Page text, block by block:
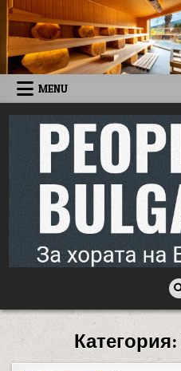
Skip to content
MENU
Категория: